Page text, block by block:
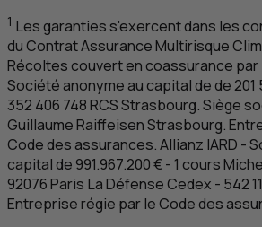
1 Les garanties s'exercent dans les
du Contrat Assurance Multirisque
Récoltes couvert en coassurance par
Société anonyme au capital de de 201
352 406 748RCSStrasbourg. Siège
Guillaume RaiffeisenStrasbourg.
Code des assurances. Allianz IARD -
capital de 991.967.200 € - 1 cours
92076 Paris La Défense Cedex - 542
Entreprise régie par le Code des